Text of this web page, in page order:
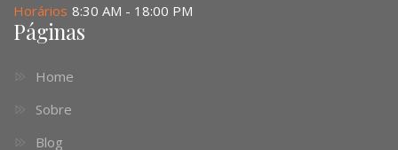
Horários 8:30 AM - 18:00 PM
Páginas
Home
Sobre
Blog